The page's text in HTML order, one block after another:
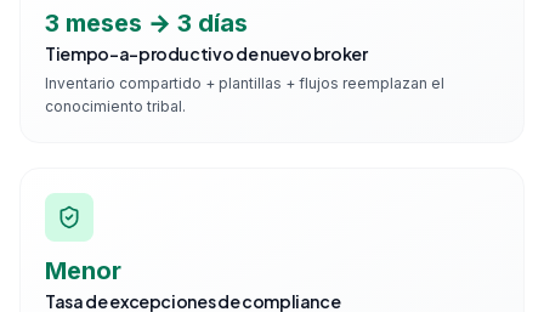
3 meses → 3 días
Tiempo-a-productivo de nuevo broker
Inventario compartido + plantillas + flujos reemplazan el
conocimiento tribal.
Menor
Tasa de excepciones de compliance